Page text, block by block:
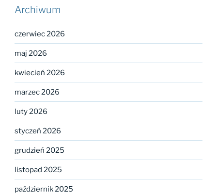
Archiwum
czerwiec 2026
maj 2026
kwiecień 2026
marzec 2026
luty 2026
styczeń 2026
grudzień 2025
listopad 2025
październik 2025